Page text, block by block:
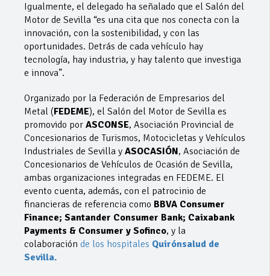
Igualmente, el delegado ha señalado que el Salón del
Motor de Sevilla “es una cita que nos conecta con la
innovación, con la sostenibilidad, y con las
oportunidades. Detrás de cada vehículo hay
tecnología, hay industria, y hay talento que investiga
e innova”.
Organizado por la Federación de Empresarios del
Metal (FEDEME), el Salón del Motor de Sevilla es
promovido por ASCONSE, Asociación Provincial de
Concesionarios de Turismos, Motocicletas y Vehículos
Industriales de Sevilla y ASOCASIÓN, Asociación de
Concesionarios de Vehículos de Ocasión de Sevilla,
ambas organizaciones integradas en FEDEME. El
evento cuenta, además, con el patrocinio de
financieras de referencia como BBVA Consumer
Finance; Santander Consumer Bank; Caixabank
Payments & Consumer y Sofinco, y la
colaboración de los hospitales Quirónsalud de
Sevilla.